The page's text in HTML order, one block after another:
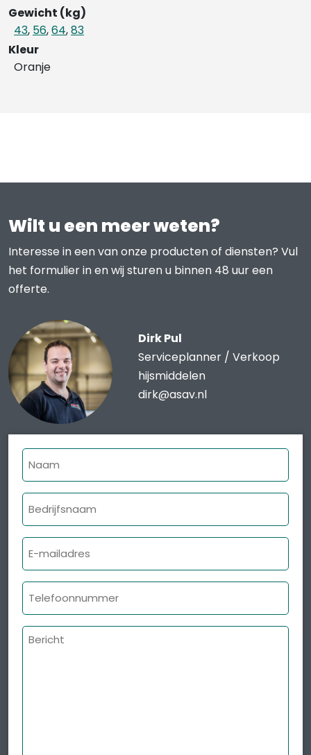
Gewicht (kg)
43, 56,64,83
Kleur
Oranje
Wilt u een meer weten?
Interesse in een van onze producten of diensten? Vul
het formulier in en wij sturen u binnen 48 uur een
offerte.
Dirk Pul
Serviceplanner / Verkoop
hijsmiddelen
dirk@asav.nl
Naam
Bedrijfsnaam
E-
mailadres
Telefoonnummer
Bericht